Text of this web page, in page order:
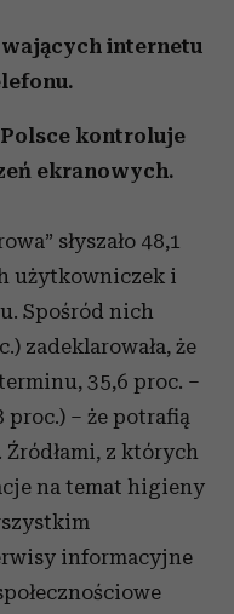
internetu
kontroluje
ekranowych.
słyszało 48,1
użytkowniczek i
Spośród nich
zadeklarowała, że
35,6 proc. –
proc.) – że potrafią
z których
na temat higieny
informacyjne